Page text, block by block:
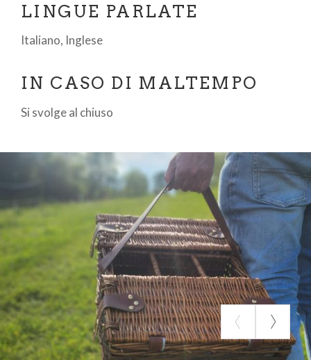
LINGUE PARLATE
Italiano, Inglese
IN CASO DI MALTEMPO
Si svolge al chiuso